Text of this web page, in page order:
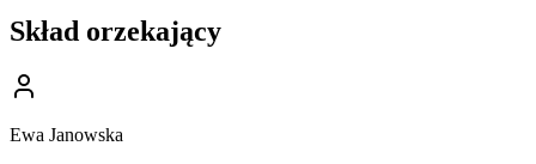
Skład orzekający
Ewa Janowska